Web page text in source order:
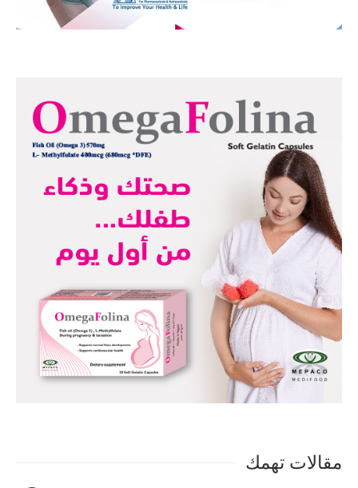
مقالات تهمك